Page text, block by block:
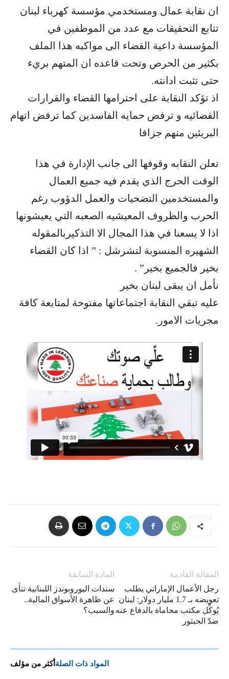
ان نقابة عمال ومستخدمي مؤسسة كهرباء لبنان
تتابع التحقيقات مع عدد من الموظفين في
المؤسسة داعية القضاء الى مواكبه هذا الملف
بكثير من الحرص وتحت قاعده ان المتهم بريء
حتى تثبت ادانته.
اذ تؤكد النقابة على احترامها القضاء والقرارات
القضائيه و ترفض حمايه الفاسدين كما ترفض اتهام
البريئين منهم جزافا
تعلن النقابه وقوفها الى جانب الإدارة في هذا
الوقت الحرج الذي يقدم فيه جميع العمال
والمستخدمين التضحيات والعمل الدؤوب رغم
الحرب والظروف المعيشيه الصعبه التي يعيشونها
اذا لا يسعنا في هذا المجال الا التذكيربالمقوله
الشهيره المنسوبة لتشرشل : ” اذا كان القضاء
بخير فالجميع بخير” .
نأمل ان يبقى لبنان بخير
عليه تبقي النقابة اجتماعاتها مفتوحة لمتابعة كافة
مجريات الامور.
المادة السابقة
سندات اليوروبوندز اللبنانية تنأى
عن ظاهرة الأسواق المالية..
والسبب؟
المقالة القادمة
رجل الأعمال الإماراتي يطلب
تعويضه بـ 1.7 مليار دولار: لبنان
يُوكِّل مكتب محاماة بالدفاع عنه
ضدّ الحبتور
المواد ذات الصلة أكثر من مؤلف